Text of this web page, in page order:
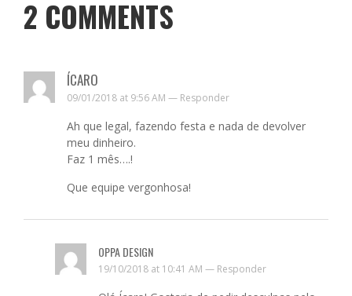
2 COMMENTS
ÍCARO
09/01/2018 at 9:56 AM — Responder
Ah que legal, fazendo festa e nada de devolver
meu dinheiro.
Faz 1 mês….!
Que equipe vergonhosa!
OPPA DESIGN
19/10/2018 at 10:41 AM — Responder